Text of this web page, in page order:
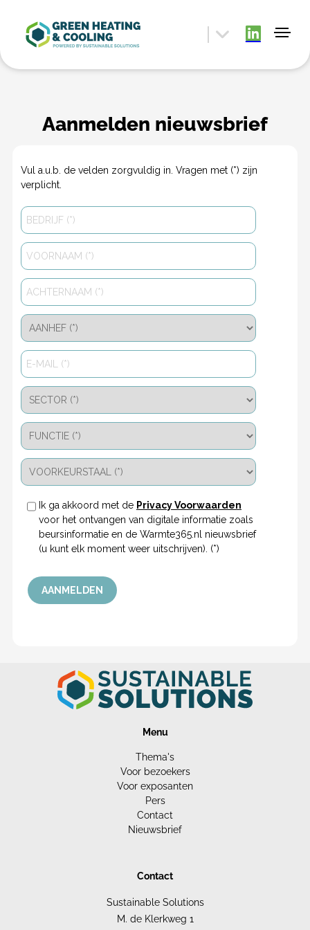
Aanmelden nieuwsbrief
Menu
Thema's
Voor bezoekers
Voor exposanten
Pers
Contact
Nieuwsbrief
Contact
Sustainable Solutions
M. de Klerkweg 1